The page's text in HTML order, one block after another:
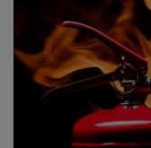
FORMAZIONE
NEWS